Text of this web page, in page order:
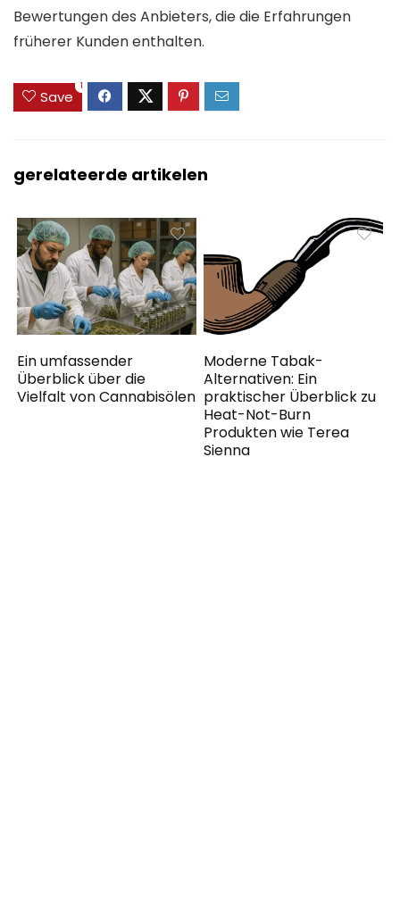
Bewertungen des Anbieters, die die Erfahrungen
früherer Kunden enthalten.
Save
1
gerelateerde artikelen
Ein umfassender
Überblick über die
Vielfalt von Cannabisölen
Moderne Tabak-
Alternativen: Ein
praktischer Überblick zu
Heat-Not-Burn
Produkten wie Terea
Sienna